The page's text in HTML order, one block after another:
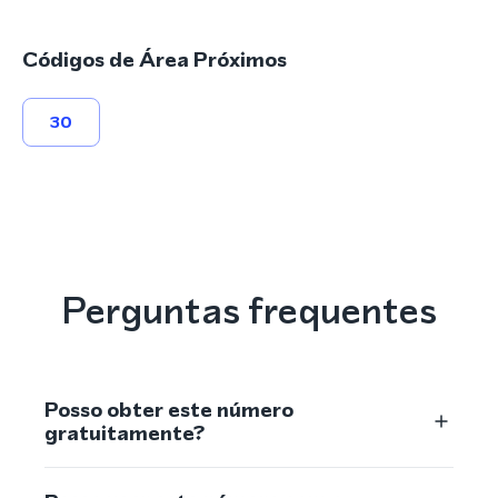
Códigos de Área Próximos
30
Perguntas frequentes
Posso obter este número
gratuitamente?